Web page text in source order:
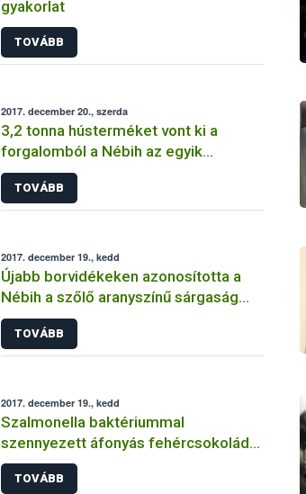
gyakorlat
TOVÁBB
2017. december 20., szerda
3,2 tonna hústerméket vont ki a
forgalomból a Nébih az egyik
budapesti piac húsboltjában
TOVÁBB
2017. december 19., kedd
Újabb borvidékeken azonosította a
Nébih a szőlő aranyszínű sárgaság
betegséget
TOVÁBB
2017. december 19., kedd
Szalmonella baktériummal
szennyezett áfonyás fehércsokoládé
kerülhetett a kereskedelmi
forgalomba
TOVÁBB